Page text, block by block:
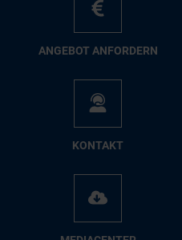
AN­GE­BOT AN­FOR­DERN
KON­TAKT